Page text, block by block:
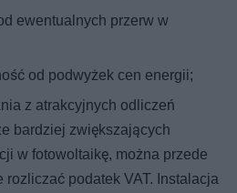
ewentualnych przerw w
od podwyżek cen energii;
z atrakcyjnych odliczeń
bardziej zwiększających
w fotowoltaikę, można przede
rozliczać podatek VAT. Instalacja